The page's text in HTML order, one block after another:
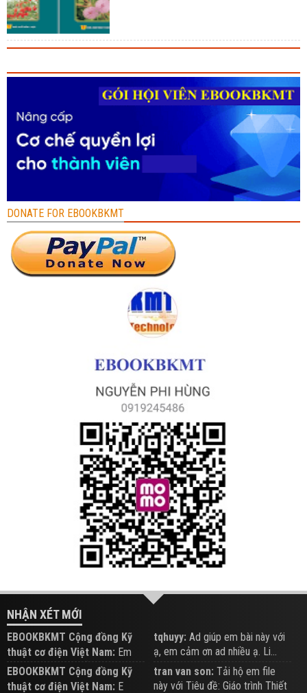
DONATE FOR EBOOKBKMT
NHẬN XÉT MỚI
EBOOKBKMT Cộng đồng Kỹ
thuật cơ điện Việt Nam: Em
đăng trên Group hỗ trợ nhé
tqhuyy: Ad giúp em bài này với
ạ, em cảm ơn ad nhiều ạ. Li...
EBOOKBKMT Cộng đồng Kỹ
thuật cơ điện Việt Nam: E
tran van son: Tải hộ em file
này với Tiêu đề: Giáo trình Thiết